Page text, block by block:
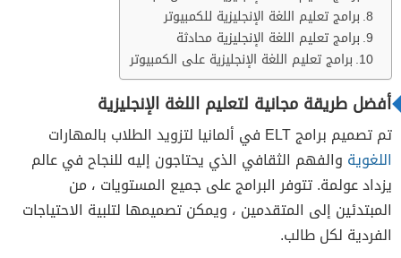
برامج تعليم اللغة الإنجليزية للكمبيوتر
برامج تعليم اللغة الإنجليزية محادثة
برامج تعليم اللغة الإنجليزية على الكمبيوتر
أفضل طريقة مجانية لتعليم اللغة الإنجليزية
تم تصميم برامج ELT في ألمانيا لتزويد الطلاب بالمهارات
اللغوية والفهم الثقافي الذي يحتاجون إليه للنجاح في عالم
يزداد عولمة. تتوفر البرامج على جميع المستويات ، من
المبتدئين إلى المتقدمين ، ويمكن تصميمها لتلبية الاحتياجات
الفردية لكل طالب.